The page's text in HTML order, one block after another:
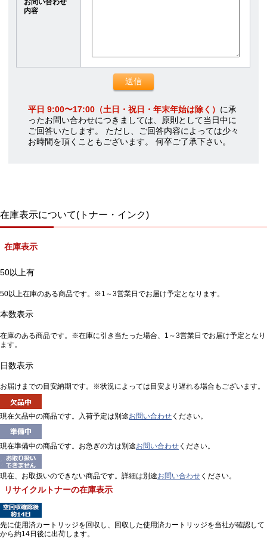
お問い合わせ
内容
平日 9:00〜17:00（土日・祝日・年末年始は除く） に承
ったお問い合わせにつきましては、原則として当日中に
ご回答いたします。 ただし、ご回答内容によっては少々
お時間を頂くこともございます。 何卒ご了承下さい。
在庫表示について(トナー・インク)
在庫表示
50以上有
50以上在庫のある商品です。※1～3営業日でお届け予定となります。
本数表示
在庫のある商品です。※在庫に引き当たった場合、1～3営業日でお届け予定となり
ます。
日数表示
お届けまでの目安納期です。※状況によっては目安より遅れる場合もございます。
現在欠品中の商品です。入荷予定は別途お問い合わせ ください。
現在準備中の商品です。お急ぎの方は別途お問い合わせ ください。
現在、お取扱いのできない商品です。詳細は別途お問い合わせ ください。
リサイクルトナーの在庫表示
先に使用済カートリッジを回収し、回収した使用済カートリッジを当社が確認して
から約14日後に出荷します。